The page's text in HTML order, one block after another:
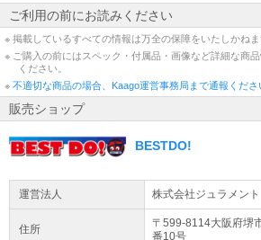
ご利用の前にお読みください
※ 掲載しているすべての情報は万全の保障をいたしかねま
※ ご購入の前にはスペック・付属品・画像など詳細な商
ください。
※ 不適切な商品の場合、Kaago運営事務局まで通報くださ
販売ショップ
BESTDO!
運営法人 株式会社ジュラメント
住所 〒599-8114大阪府堺
番10号